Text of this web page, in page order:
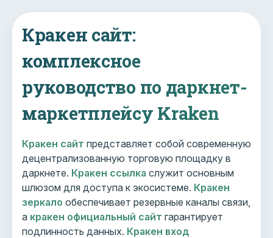
Кракен сайт:
комплексное
руководство по даркнет-
маркетплейсу Kraken
Кракен сайт представляет собой современную
децентрализованную торговую площадку в
даркнете. Кракен ссылка служит основным
шлюзом для доступа к экосистеме. Кракен
зеркало обеспечивает резервные каналы связи,
а кракен официальный сайт гарантирует
подлинность данных. Кракен вход